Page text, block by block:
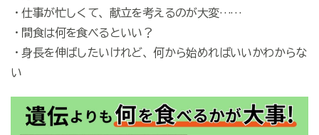
・仕事が忙しくて、献立を考えるのが大変……
・間食は何を食べるといい？
・身長を伸ばしたいけれど、何から始めればいいかわからな
い